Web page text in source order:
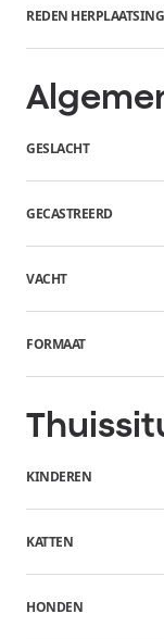
REDEN HERPLAATSING
GESLACHT
GECASTREERD
VACHT
FORMAAT
KINDEREN
KATTEN
HONDEN